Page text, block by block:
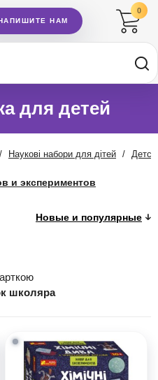
НАМ
0
для детей
/ Наукові набори для дітей /
и экспериментов
школяра